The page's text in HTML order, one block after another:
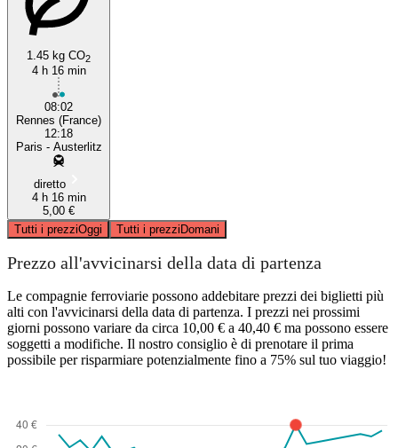
1.45 kg CO2
4 h 16 min
08:02
Rennes (France)
12:18
Paris - Austerlitz
diretto
4 h 16 min
5,00 €
Tutti i prezziOggi Tutti i prezziDomani
Prezzo all'avvicinarsi della data di partenza
Le compagnie ferroviarie possono addebitare prezzi dei biglietti più
alti con l'avvicinarsi della data di partenza. I prezzi nei prossimi
giorni possono variare da circa 10,00 € a 40,40 € ma possono essere
soggetti a modifiche. Il nostro consiglio è di prenotare il prima
possibile per risparmiare potenzialmente fino a 75% sul tuo viaggio!